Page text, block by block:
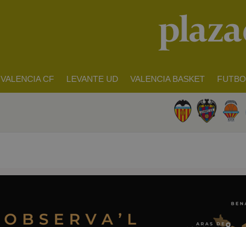
VALENCIA CF LEVANTE UD VALENCIA BASKET